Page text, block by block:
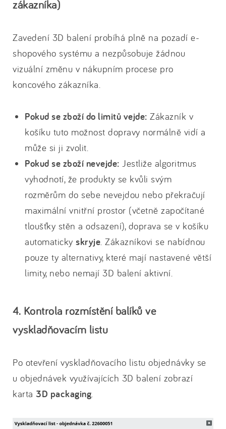
zákazníka)
Zavedení 3D balení probíhá plně na pozadí e-
shopového systému a nezpůsobuje žádnou
vizuální změnu v nákupním procese pro
koncového zákazníka.
Pokud se zboží do limitů vejde: Zákazník v
košíku tuto možnost dopravy normálně vidí a
může si ji zvolit.
Pokud se zboží nevejde: Jestliže algoritmus
vyhodnotí, že produkty se kvůli svým
rozměrům do sebe nevejdou nebo překračují
maximální vnitřní prostor (včetně započítané
tloušťky stěn a odsazení), doprava se v košíku
automaticky skryje. Zákazníkovi se nabídnou
pouze ty alternativy, které mají nastavené větší
limity, nebo nemají 3D balení aktivní.
4. Kontrola rozmístění balíků ve
vyskladňovacím listu
Po otevření vyskladňovacího listu objednávky se
u objednávek využívajících 3D balení zobrazí
karta 3D packaging.